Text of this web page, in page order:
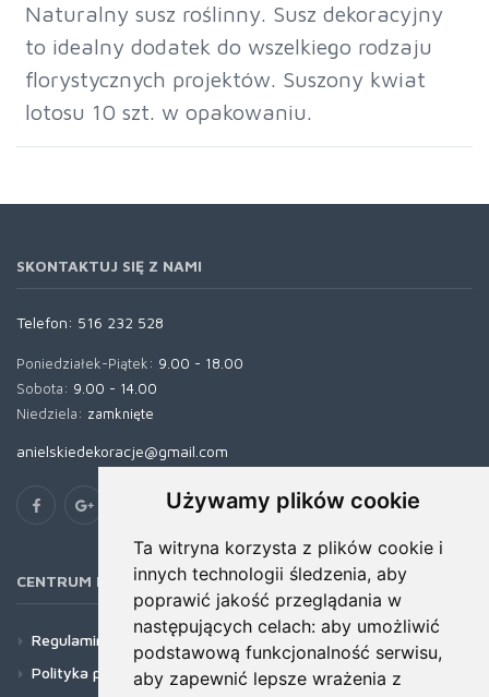
Używamy plików cookie
Ta witryna korzysta z plików cookie i
innych technologii śledzenia, aby
poprawić jakość przeglądania w
następujących celach: aby umożliwić
podstawową funkcjonalność serwisu,
aby zapewnić lepsze wrażenia z
Naturalny susz roślinny. Susz dekoracyjny
to idealny dodatek do wszelkiego rodzaju
florystycznych projektów. Suszony kwiat
lotosu 10 szt. w opakowaniu.
SKONTAKTUJ SIĘ Z NAMI
Telefon: 516 232 528
Poniedziałek-Piątek: 9.00 - 18.00
Sobota: 9.00 - 14.00
Niedziela: zamknięte
anielskiedekoracje@gmail.com
CENTRUM POMOCY
Regulamin
Polityka prywatności